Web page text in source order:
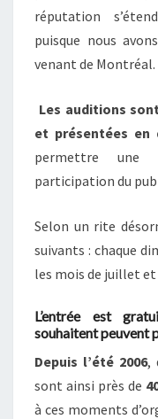
réputation
puisque nous
venant de Montréal.
Les auditions
et présentées en
permettre une
participation du
Selon un rite
suivants : chaque
les mois de juillet
L’entrée est
souhaitent peuvent
Depuis l’été 2006,
sont ainsi près de
à ces moments